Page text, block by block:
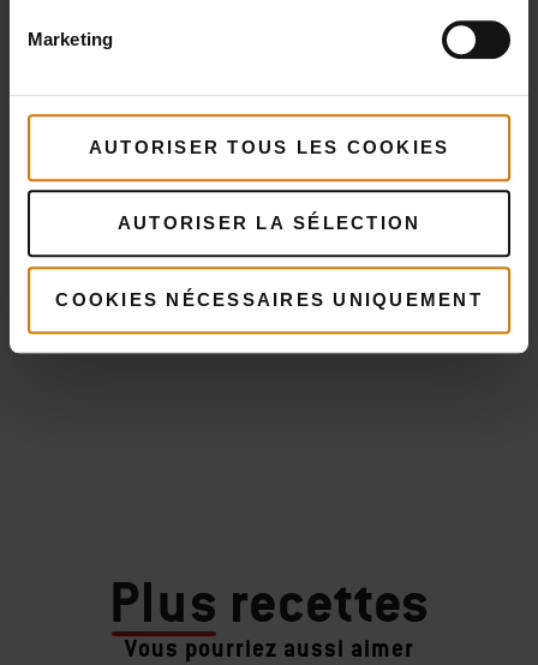
Marketing
AUTORISER TOUS LES COOKIES
AUTORISER LA SÉLECTION
COOKIES NÉCESSAIRES UNIQUEMENT
Plus recettes
Vous pourriez aussi aimer